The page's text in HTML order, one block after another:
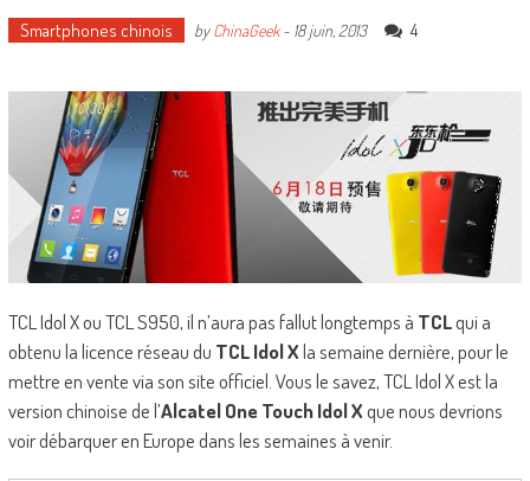
Smartphones chinois byChinaGeek- 18 juin, 2013 4
TCL Idol X ou TCL S950, il n’aura pas fallut longtemps à TCLqui a
obtenu la licence réseau du TCL Idol Xla semaine dernière, pour le
mettre en vente via son site officiel. Vous le savez, TCL Idol X est la
version chinoise de l’Alcatel One Touch Idol Xque nous devrions
voir débarquer en Europe dans les semaines à venir.